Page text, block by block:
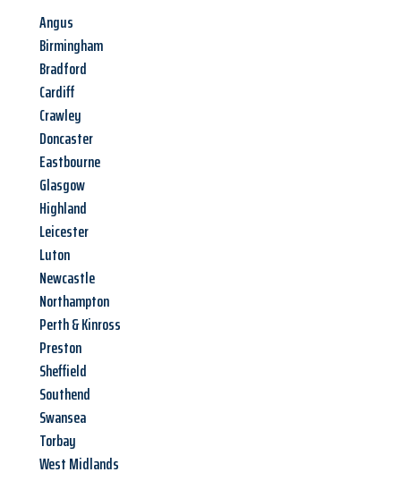
Angus
Birmingham
Bradford
Cardiff
Crawley
Doncaster
Eastbourne
Glasgow
Highland
Leicester
Luton
Newcastle
Northampton
Perth & Kinross
Preston
Sheffield
Southend
Swansea
Torbay
West Midlands